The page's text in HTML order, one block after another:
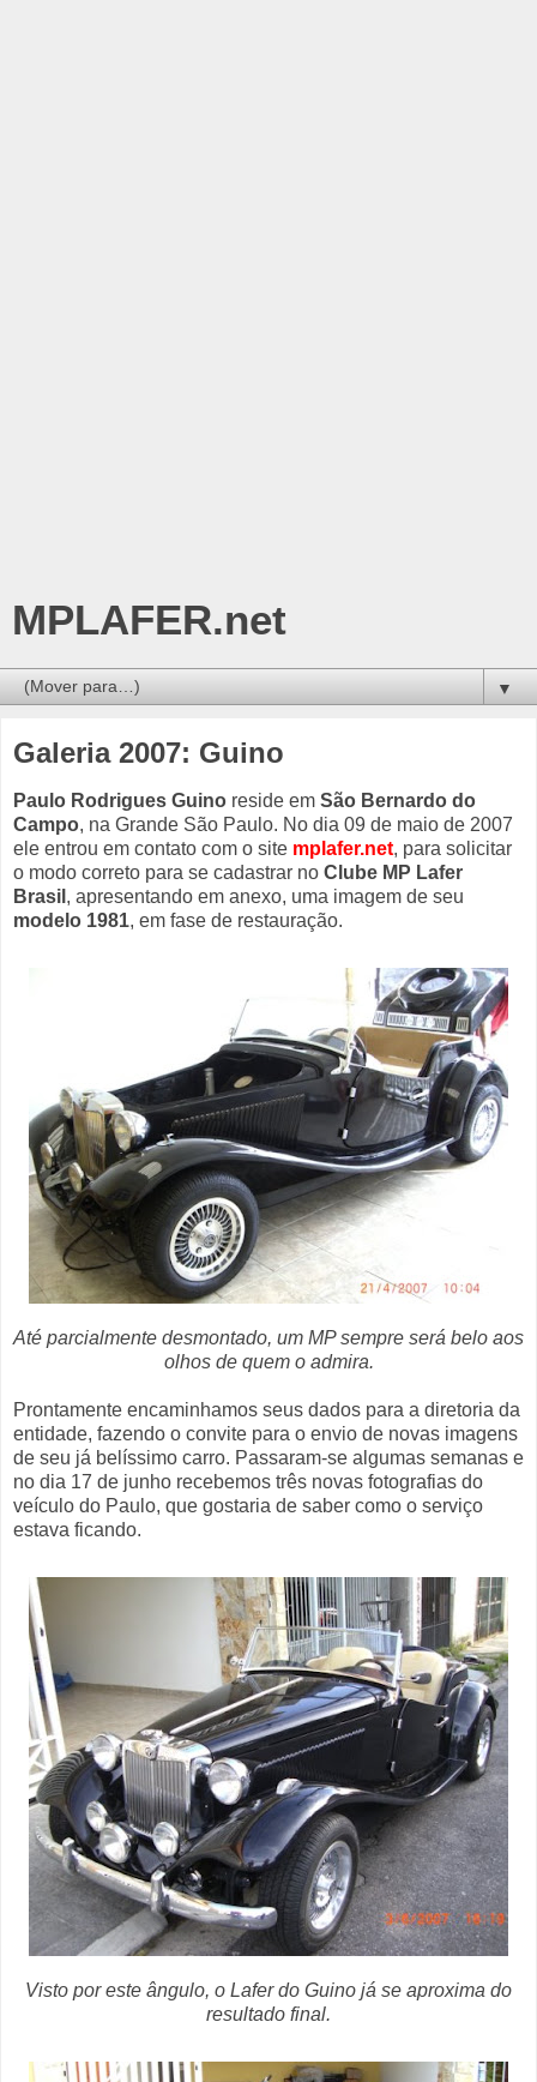
MPLAFER.net
▼
Galeria 2007: Guino
Paulo Rodrigues Guino reside em São Bernardo do
Campo, na Grande São Paulo. No dia 09 de maio de 2007
ele entrou em contato com o site mplafer.net, para solicitar
o modo correto para se cadastrar no Clube MP Lafer
Brasil , apresentando em anexo, uma imagem de seu
modelo 1981, em fase de restauração.
Até parcialmente desmontado, um MP sempre será belo aos
olhos de quem o admira.
Prontamente encaminhamos seus dados para a diretoria da
entidade, fazendo o convite para o envio de novas imagens
de seu já belíssimo carro. Passaram-se algumas semanas e
no dia 17 de junho recebemos três novas fotografias do
veículo do Paulo, que gostaria de saber como o serviço
estava ficando.
Visto por este ângulo, o Lafer do Guino já se aproxima do
resultado final.